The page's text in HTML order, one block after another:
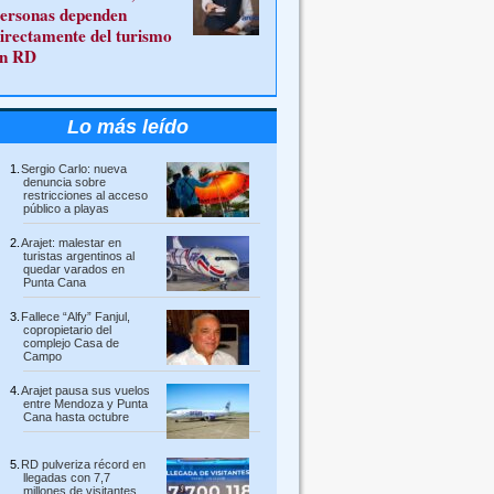
dependen
del turismo
RD
Lo más leído
Sergio Carlo: nueva
denuncia sobre
restricciones al acceso
público a playas
Arajet: malestar en
turistas argentinos al
quedar varados en
Punta Cana
Fallece “Alfy” Fanjul,
copropietario del
complejo Casa de
Campo
Arajet pausa sus vuelos
entre Mendoza y Punta
Cana hasta octubre
RD pulveriza récord en
llegadas con 7,7
millones de visitantes